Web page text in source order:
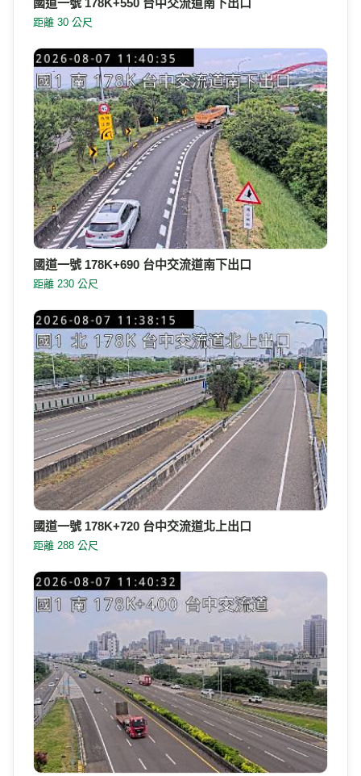
國道一號 178K+550 台中交流道南下出口
距離 30 公尺
國道一號 178K+690 台中交流道南下出口
距離 230 公尺
國道一號 178K+720 台中交流道北上出口
距離 288 公尺